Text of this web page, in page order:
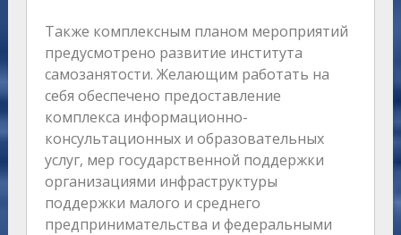
Также комплексным планом мероприятий
предусмотрено развитие института
самозанятости. Желающим работать на
себя обеспечено предоставление
комплекса информационно-
консультационных и образовательных
услуг, мер государственной поддержки
организациями инфраструктуры
поддержки малого и среднего
предпринимательства и федеральными